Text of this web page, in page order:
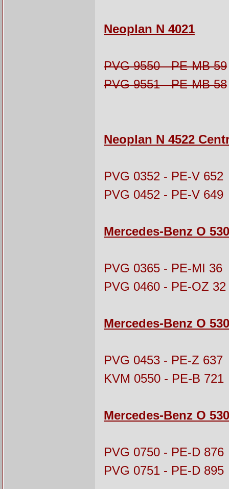
Neoplan N 4021
PVG 9550 - PE-MB 59
PVG 9551 - PE-MB 58
Neoplan N 4522
PVG 0352 - PE-V 652
PVG 0452 - PE-V 649
Mercedes-Benz O
PVG 0365 - PE-MI 36
PVG 0460 - PE-OZ 32
Mercedes-Benz O
PVG 0453 - PE-Z 637
KVM 0550 - PE-B 721
Mercedes-Benz O
PVG 0750 - PE-D 876
PVG 0751 - PE-D 895